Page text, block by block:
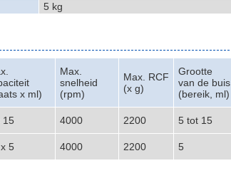
5 kg
x ml)
Max.
snelheid
(rpm)
Max. RCF
(x g)
Grootte
van de buis
(bereik, ml)
15 4000 2200 5 tot 15
5 4000 2200 5